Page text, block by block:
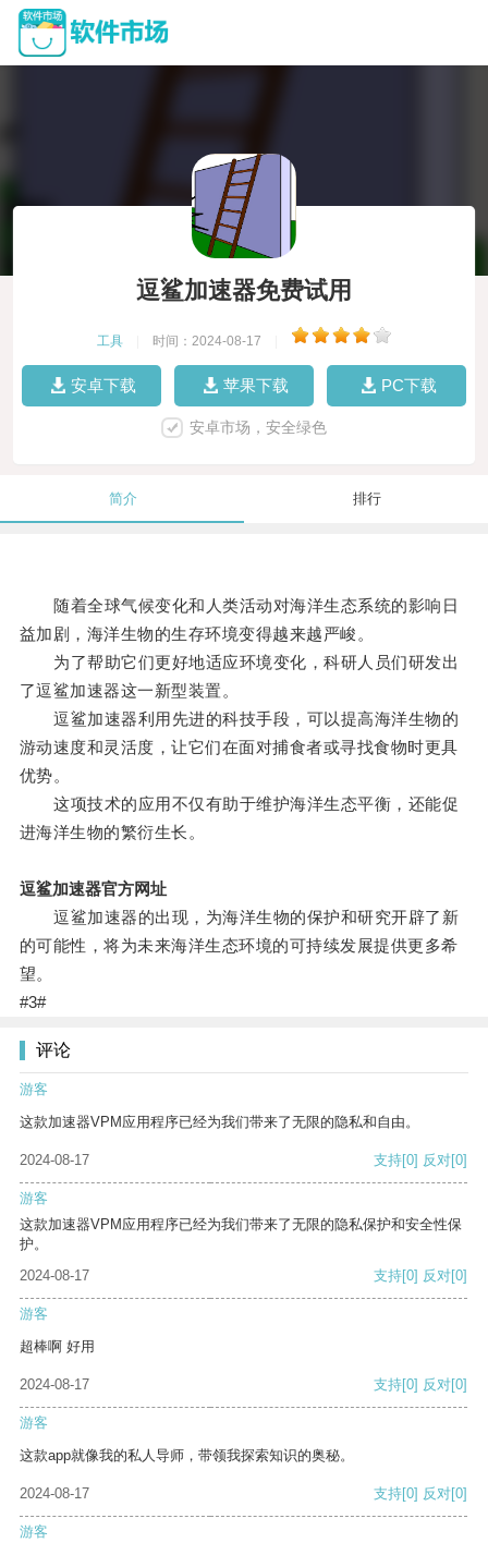
逗鲨加速器免费试用
工具 时间：2024-08-17
安卓下载 苹果下载 PC下载
安卓市场，安全绿色
简介 排行
随着全球气候变化和人类活动对海洋生态系统的影响日
益加剧，海洋生物的生存环境变得越来越严峻。
为了帮助它们更好地适应环境变化，科研人员们研发出
了逗鲨加速器这一新型装置。
逗鲨加速器利用先进的科技手段，可以提高海洋生物的
游动速度和灵活度，让它们在面对捕食者或寻找食物时更具
优势。
这项技术的应用不仅有助于维护海洋生态平衡，还能促
进海洋生物的繁衍生长。
逗鲨加速器官方网址
逗鲨加速器的出现，为海洋生物的保护和研究开辟了新
的可能性，将为未来海洋生态环境的可持续发展提供更多希
望。
#3#
评论
游客
这款加速器VPM应用程序已经为我们带来了无限的隐私和自由。
2024-08-17 支持[0] 反对[0]
游客
这款加速器VPM应用程序已经为我们带来了无限的隐私保护和安全性保
护。
2024-08-17
支持[0] 反对[0]
游客
超棒啊 好用
2024-08-17 支持[0] 反对[0]
游客
这款app就像我的私人导师，带领我探索知识的奥秘。
2024-08-17 支持[0] 反对[0]
游客